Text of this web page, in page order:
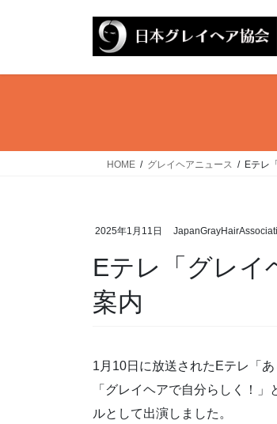
HOME グレイヘアニュース Eテレ
2025年1月11日
Eテレ「グレイ
案内
1⽉10⽇に放送されたEテレ「
「グレイヘアで⾃分らしく！
ルとして出演しました。